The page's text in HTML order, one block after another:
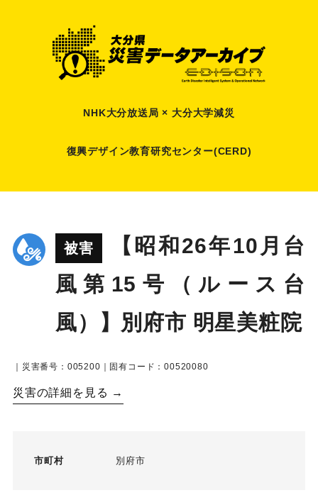
NHK大分放送局 × 大分大学減災
復興デザイン教育研究センター(CERD)
被害
【昭和26年10月台
風第15号（ルース台
風）】別府市 明星美粧院
｜災害番号：005200｜固有コード：00520080
災害の詳細を見る →
市町村 別府市